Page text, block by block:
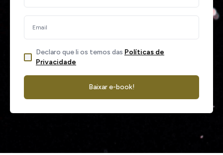
Declaro que li os temos das Políticas de
Privacidade
Baixar e-book!